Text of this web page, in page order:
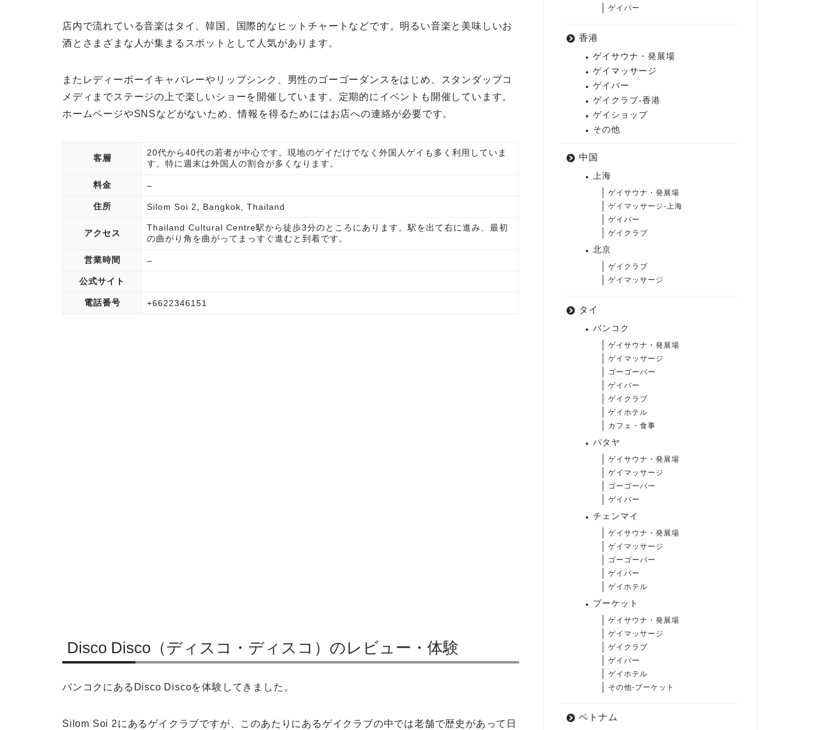
店内で流れている音楽はタイ、韓国、国際的なヒットチャートなどです。明るい音楽と美味しいお
酒とさまざまな人が集まるスポットとして人気があります。
またレディーボーイキャバレーやリップシンク、男性のゴーゴーダンスをはじめ、スタンダップコ
メディまでステージの上で楽しいショーを開催しています。定期的にイベントも開催しています。
ホームページやSNSなどがないため、情報を得るためにはお店への連絡が必要です。
客層
20代から40代の若者が中心です。現地のゲイだけでなく外国人ゲイも多く利用していま
す。特に週末は外国人の割合が多くなります。
料金 –
住所 Silom Soi 2, Bangkok, Thailand
アクセス
Thailand Cultural Centre駅から徒歩3分のところにあります。駅を出て右に進み、最初
の曲がり角を曲がってまっすぐ進むと到着です。
営業時間 –
公式サイト
電話番号 +6622346151
Disco Disco（ディスコ・ディスコ）のレビュー・体験
バンコクにあるDisco Discoを体験してきました。
Silom Soi 2にあるゲイクラブですが、このあたりにあるゲイクラブの中では老舗で歴史があって日
ゲイバー
香港
ゲイサウナ・発展場
ゲイマッサージ
ゲイバー
ゲイクラブ-香港
ゲイショップ
その他
中国
上海
ゲイサウナ・発展場
ゲイマッサージ-上海
ゲイバー
ゲイクラブ
北京
ゲイクラブ
ゲイマッサージ
タイ
バンコク
ゲイサウナ・発展場
ゲイマッサージ
ゴーゴーバー
ゲイバー
ゲイクラブ
ゲイホテル
カフェ・食事
パタヤ
ゲイサウナ・発展場
ゲイマッサージ
ゴーゴーバー
ゲイバー
チェンマイ
ゲイサウナ・発展場
ゲイマッサージ
ゴーゴーバー
ゲイバー
ゲイホテル
プーケット
ゲイサウナ・発展場
ゲイマッサージ
ゲイクラブ
ゲイバー
ゲイホテル
その他-プーケット
ベトナム